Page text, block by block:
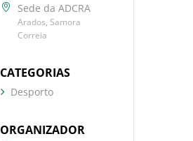
Sede da ADCRA
Arados, Samora
Correia
CATEGORIAS
Desporto
ORGANIZADOR